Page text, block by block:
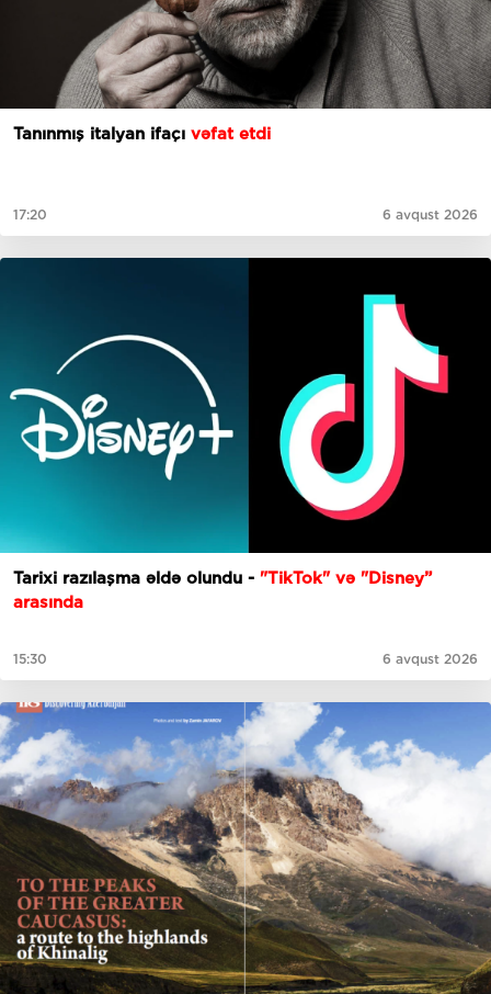
Tanınmış italyan ifaçı vəfat etdi
17:20 6 avqust 2026
Tarixi razılaşma əldə olundu - "TikTok" və "Disney”
arasında
15:30 6 avqust 2026